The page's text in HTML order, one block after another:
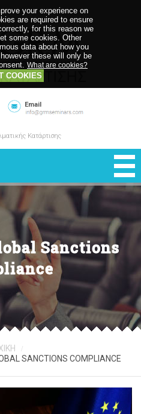
Email
Κατάρτισης
Sanctions
SANCTIONS COMPLIANCE
your experience on
are required to ensure
for this reason we
some cookies. Other
data about how you
these will only be
What are cookies?
COOKIES